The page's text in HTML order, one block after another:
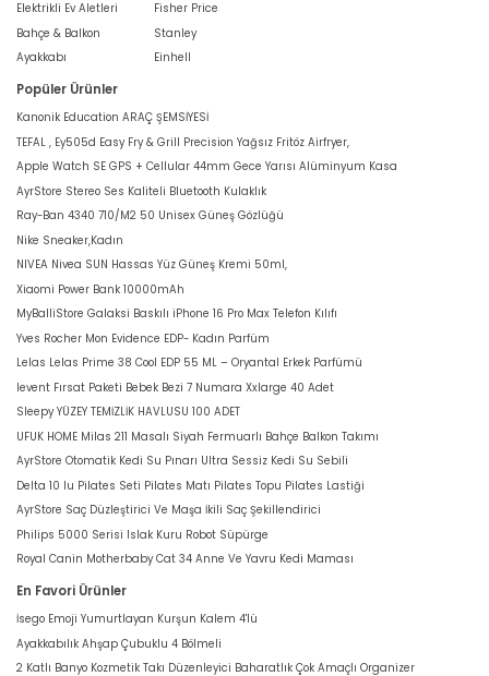
Elektrikli Ev Aletleri
Bahçe & Balkon
Ayakkabı
Fisher Price
Stanley
Einhell
Popüler Ürünler
Kanonik Education ARAÇ ŞEMSİYESİ
TEFAL , Ey505d Easy Fry & Grill Precision Yağsız Fritöz Airfryer,
Apple Watch SE GPS + Cellular 44mm Gece Yarısı Alüminyum Kasa
AyrStore Stereo Ses Kaliteli Bluetooth Kulaklık
Ray-Ban 4340 710/M2 50 Unisex Güneş Gözlüğü
Nike Sneaker,Kadın
NIVEA Nivea SUN Hassas Yüz Güneş Kremi 50ml,
Xiaomi Power Bank 10000mAh
MyBalliStore Galaksi Baskılı iPhone 16 Pro Max Telefon Kılıfı
Yves Rocher Mon Evidence EDP- Kadın Parfüm
Lelas Lelas Prime 38 Cool EDP 55 ML – Oryantal Erkek Parfümü
levent Fırsat Paketi Bebek Bezi 7 Numara Xxlarge 40 Adet
Sleepy YÜZEY TEMİZLİK HAVLUSU 100 ADET
UFUK HOME Milas 211 Masalı Siyah Fermuarlı Bahçe Balkon Takımı
AyrStore Otomatik Kedi Su Pınarı Ultra Sessiz Kedi Su Sebili
Delta 10 lu Pilates Seti Pilates Matı Pilates Topu Pilates Lastiği
AyrStore Saç Düzleştirici Ve Maşa İkili Saç Şekillendirici
Philips 5000 Serisi Islak Kuru Robot Süpürge
Royal Canin Motherbaby Cat 34 Anne Ve Yavru Kedi Maması
En Favori Ürünler
İsego Emoji Yumurtlayan Kurşun Kalem 4'lü
Ayakkabılık Ahşap Çubuklu 4 Bölmeli
2 Katlı Banyo Kozmetik Takı Düzenleyici Baharatlık Çok Amaçlı Organizer